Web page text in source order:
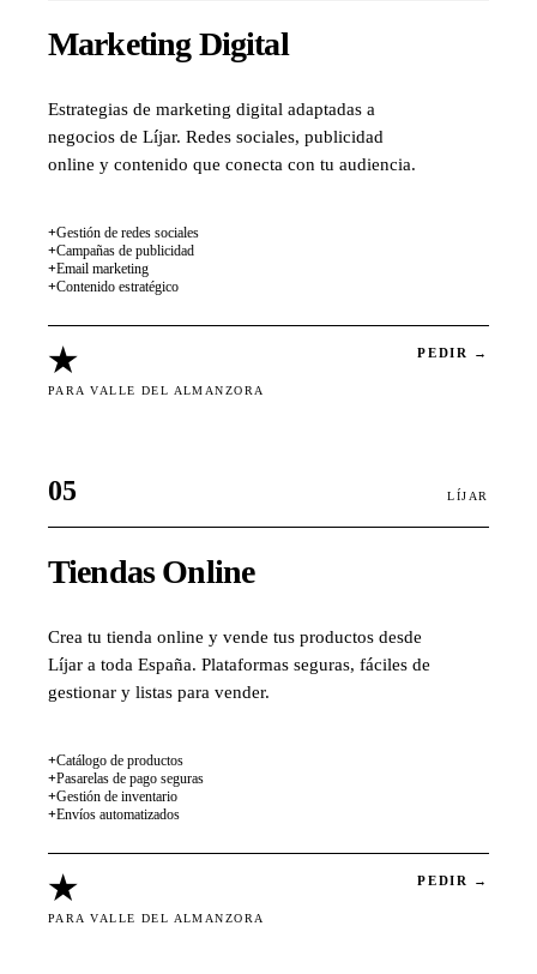
Marketing Digital
Estrategias de marketing digital adaptadas a
negocios de Líjar. Redes sociales, publicidad
online y contenido que conecta con tu audiencia.
+Gestión de redes sociales
+Campañas de publicidad
+Email marketing
+Contenido estratégico
★
PARA VALLE DEL ALMANZORA
PEDIR →
05 LÍJAR
Tiendas Online
Crea tu tienda online y vende tus productos desde
Líjar a toda España. Plataformas seguras, fáciles de
gestionar y listas para vender.
+Catálogo de productos
+Pasarelas de pago seguras
+Gestión de inventario
+Envíos automatizados
★
PARA VALLE DEL ALMANZORA
PEDIR →